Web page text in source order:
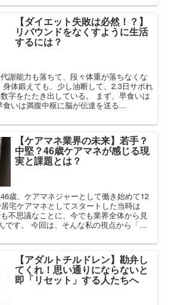
【ダイエット失敗は必然！？】
リバウンドをなくすように生活
するには？
謝能力も落ちて、段々体重が落ちなくな
体鍛えても、少し油断して、2.3日サボれ
字をたたき出している。 まず、早食いは
いは満腹中枢に脳が伝達を送る...
【ケアマネ業界の未来】若手？
中堅？46歳ケアマネが感じる現
実と課題とは？
歳、ケアマネジャーとして働き始めて12
宅ケアマネとしてスタートした当時は
不思議なことに、今でも業界全体から見
です。 今回は、そんな私の視点から「...
【アダルトチルドレン】勘弁し
てくれ！思い通りにならないと
即「リセット」する人たちへ